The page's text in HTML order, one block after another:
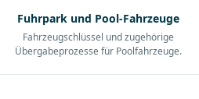
Fuhrpark und Pool-Fahrzeuge
Fahrzeugschlüssel und zugehörige
Übergabeprozesse für Poolfahrzeuge.